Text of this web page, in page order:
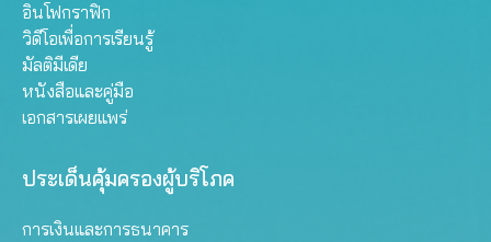
อินโฟกราฟิก
วิดีโอเพื่อการเรียนรู้
มัลติมีเดีย
หนังสือและคู่มือ
เอกสารเผยแพร่
ประเด็นคุ้มครองผู้บริโภค
การเงินและการธนาคาร